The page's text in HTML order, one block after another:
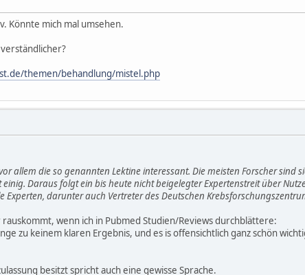
Könnte mich mal umsehen.
themen/behandlung/mistel.php
allem die so genannten Lektine interessant. Die meisten Forscher sind
Daraus folgt ein bis heute nicht beigelegter Expertenstreit über
darunter auch Vertreter des Deutschen
rauskommt, wenn ich in Pubmed Studien/Reviews durchblättere:
zu keinem klaren Ergebnis, und es is offensichtlich ganz schön
besitzt spricht auch eine gewisse Sprache.